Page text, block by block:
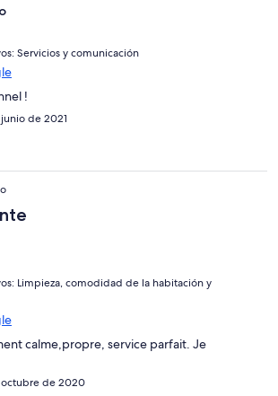
Servicios y comunicación
!
de 2021
Limpieza, comodidad de la habitación y
calme,propre, service parfait. Je
octubre de 2020